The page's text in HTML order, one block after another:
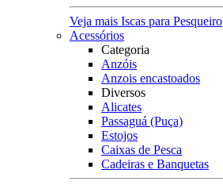
Veja mais Iscas para Pesqueiro
Acessórios
Categoria
Anzóis
Anzois encastoados
Diversos
Alicates
Passaguá (Puça)
Estojos
Caixas de Pesca
Cadeiras e Banquetas